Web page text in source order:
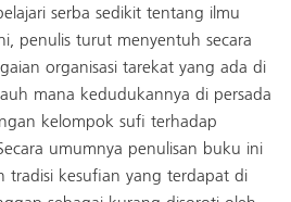
serba sedikit tentang ilmu
penulis turut menyentuh secara
organisasi tarekat yang ada di
mana kedudukannya di persada
kelompok sufi terhadap
umumnya penulisan buku ini
tradisi kesufian yang terdapat di